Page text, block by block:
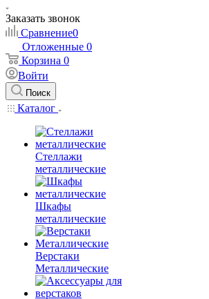
Заказать звонок
Сравнение0
Отложенные 0
Корзина 0
Войти
Поиск
Каталог
Стеллажи
металлические
Шкафы
металлические
Верстаки
Металлические